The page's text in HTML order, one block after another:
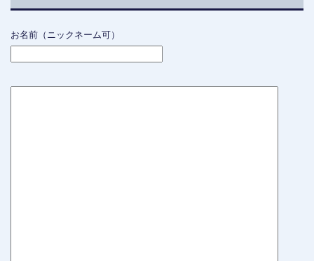
お名前（ニックネーム可）